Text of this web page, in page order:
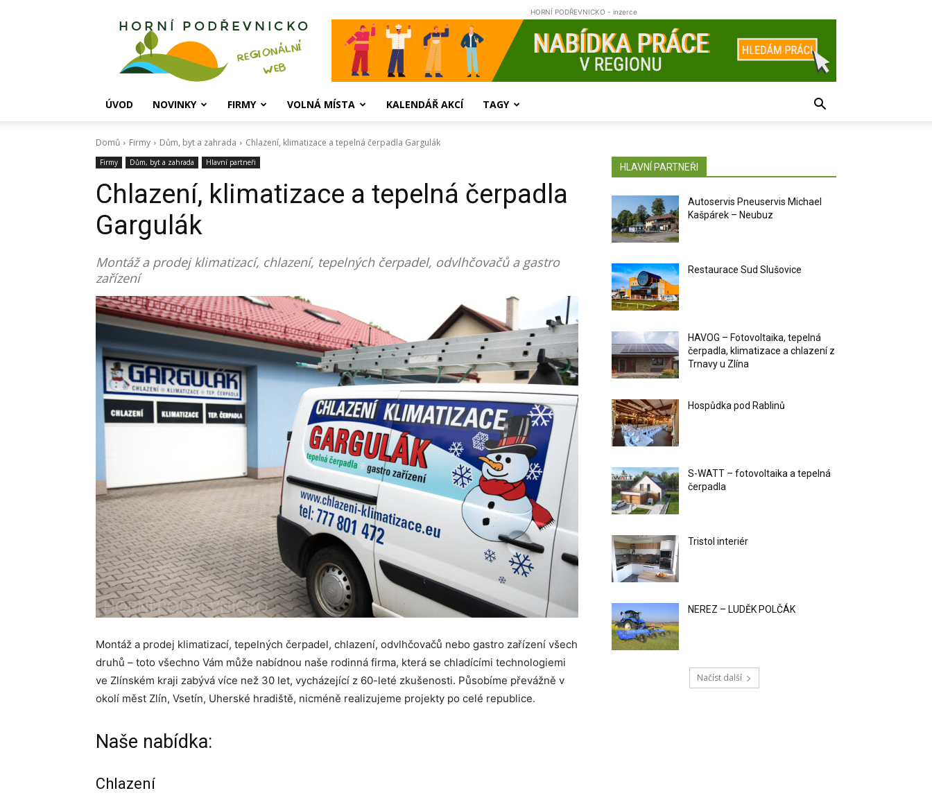
Horní
HORNÍ PODŘEVNICKO - inzerce
ÚVOD NOVINKY FIRMY VOLNÁ MÍSTA KALENDÁŘ AKCÍ TAGY
Domů Firmy Dům, byt a zahrada Chlazení, klimatizace a tepelná čerpadla Gargulák
Firmy Dům, byt a zahrada Hlavní partneři
Chlazení, klimatizace a tepelná čerpadla
Gargulák
Montáž a prodej klimatizací, chlazení, tepelných čerpadel, odvlhčovačů a gastro
zařízení
Montáž a prodej klimatizací, tepelných čerpadel, chlazení, odvlhčovačů nebo gastro zařízení všech
druhů – toto všechno Vám může nabídnou naše rodinná firma, která se chladícími technologiemi
ve Zlínském kraji zabývá více než 30 let, vycházející z 60-leté zkušenosti. Působíme převážně v
okolí měst Zlín, Vsetín, Uherské hradiště, nicméně realizujeme projekty po celé republice.
Naše nabídka:
Chlazení
HLAVNÍ PARTNEŘI
Autoservis Pneuservis Michael
Kašpárek – Neubuz
Restaurace Sud Slušovice
HAVOG – Fotovoltaika, tepelná
čerpadla, klimatizace a chlazení z
Trnavy u Zlína
Hospůdka pod Rablinů
S-WATT – fotovoltaika a tepelná
čerpadla
Tristol interiér
NEREZ – LUDĚK POLČÁK
Načíst další